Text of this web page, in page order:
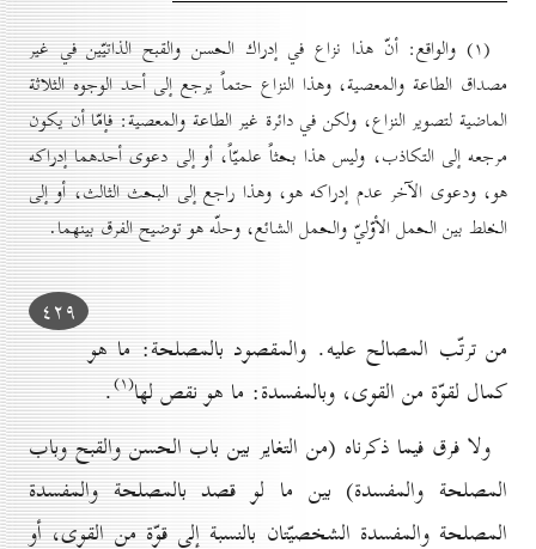
(۱) والواقع: أنّ هذا نزاع في إدراك الحسن والقبح الذاتيّين في غير
مصداق الطاعة والمعصية، وهذا النزاع حتماً يرجع إلى أحد الوجوه الثلاثة
الماضية لتصوير النزاع، ولكن في دائرة غير الطاعة والمعصية: فإمّا أن يكون
مرجعه إلى التكاذب، وليس هذا بحثاً علميّاً، أو إلى دعوى أحدهما إدراكه
هو، ودعوى الآخر عدم إدراكه هو، وهذا راجع إلى البحث الثالث، أو إلى
الخلط بين الحمل الأوّليّ والحمل الشائع، وحلّه هو توضيح الفرق بينهما.
٤۲۹
من ترتّب المصالح عليه. والمقصود بالمصلحة: ما هو
كمال لقوّة من القوى، وبالمفسدة: ما هو نقص لها(۱) .
ولا فرق فيما ذكرناه (من التغاير بين باب الحسن والقبح وباب
المصلحة والمفسدة) بين ما لو قصد بالمصلحة والمفسدة
المصلحة والمفسدة الشخصيّتان بالنسبة إلى قوّة من القوى، أو